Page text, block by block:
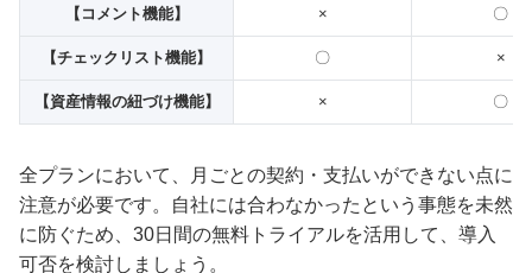
【コメント機能】 × 〇
【チェックリスト機能】 〇 ×
【資産情報の紐づけ機能】 × 〇
全プランにおいて、月ごとの契約・支払いができない点に
注意が必要です。自社には合わなかったという事態を未然
に防ぐため、30日間の無料トライアルを活用して、導入
可否を検討しましょう。